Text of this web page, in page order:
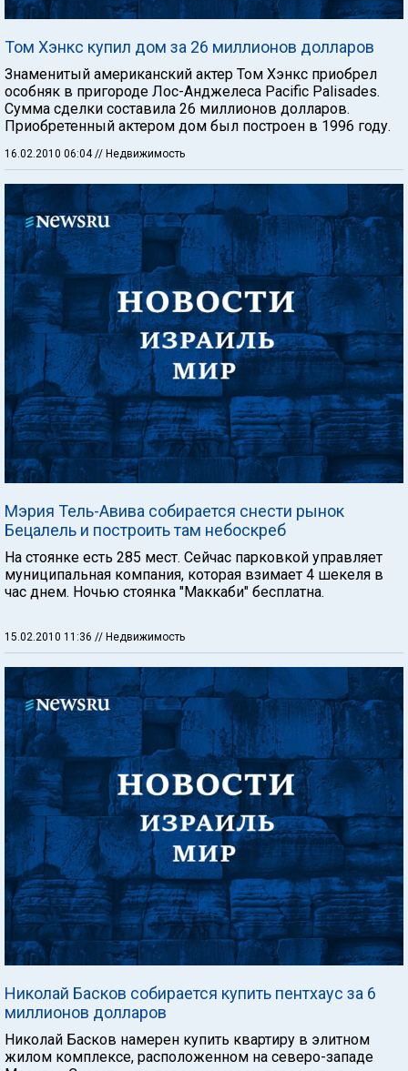
Том Хэнкс купил дом за 26 миллионов долларов
Знаменитый американский актер Том Хэнкс приобрел
особняк в пригороде Лос-Анджелеса Pacific Palisades.
Сумма сделки составила 26 миллионов долларов.
Приобретенный актером дом был построен в 1996 году.
16.02.2010 06:04// Недвижимость
Мэрия Тель-Авива собирается снести рынок
Бецалель и построить там небоскреб
На стоянке есть 285 мест. Сейчас парковкой управляет
муниципальная компания, которая взимает 4 шекеля в
час днем. Ночью стоянка "Маккаби" бесплатна.
15.02.2010 11:36 // Недвижимость
Николай Басков собирается купить пентхаус за 6
миллионов долларов
Николай Басков намерен купить квартиру в элитном
жилом комплексе, расположенном на северо-западе